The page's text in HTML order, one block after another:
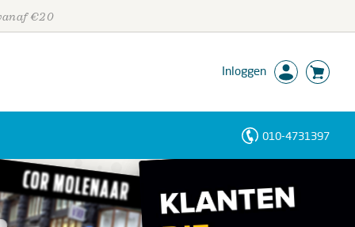
€20
Inloggen
010-4731397
Personen
Trefwoorden